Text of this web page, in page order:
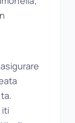
iti